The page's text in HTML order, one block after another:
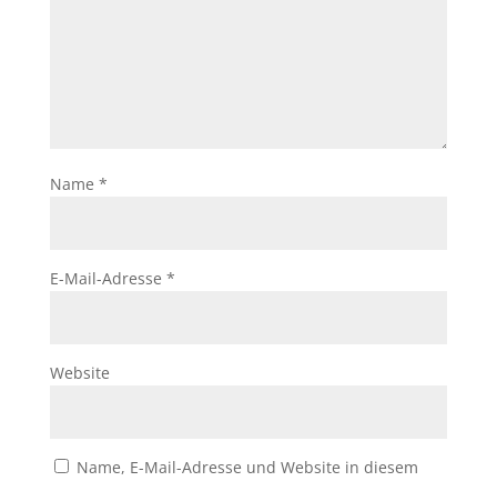
Name *
E-Mail-Adresse *
Website
Name, E-Mail-Adresse und Website in diesem